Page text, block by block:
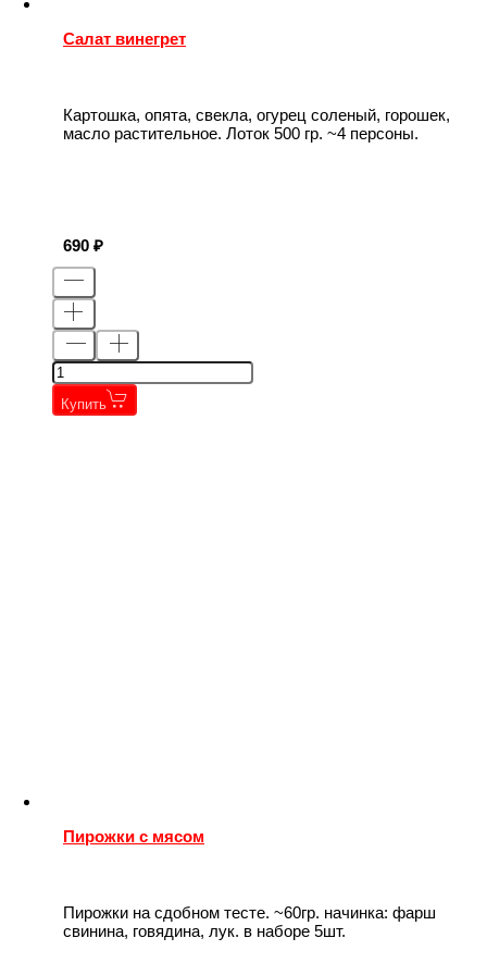
Салат винегрет
Картошка, опята, свекла, огурец соленый, горошек,
масло растительное. Лоток 500 гр. ~4 персоны.
690
Купить
Пирожки с мясом
Пирожки на сдобном тесте. ~60гр. начинка: фарш
свинина, говядина, лук. в наборе 5шт.